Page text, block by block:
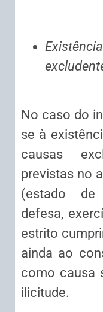
No caso do
se à
causas
previstas no
(estado de
defesa,
estrito
ainda ao
como causa
ilicitude.